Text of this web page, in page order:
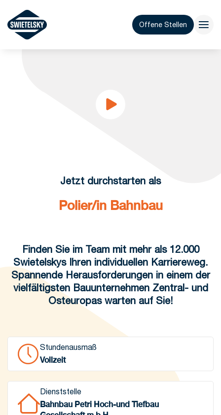
Offene Stellen
Jetzt durchstarten als
Polier/in Bahnbau
Finden Sie im Team mit mehr als 12.000
Swietelskys Ihren individuellen Karriereweg.
Spannende Herausforderungen in einem der
vielfältigsten Bauunternehmen Zentral- und
Osteuropas warten auf Sie!
Stundenausmaß
Vollzeit
Dienststelle
Bahnbau Petri Hoch-und Tiefbau